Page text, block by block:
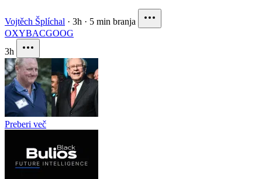
Vojtěch Šplíchal · 3h · 5 min branja
OXYBACGOOG
3h
Preberi več